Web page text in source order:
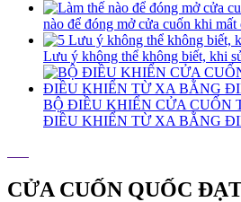
nào để đóng mở cửa cuốn khi mất
Lưu ý không thể không biết, khi
BỘ ĐIỀU KHIỂN CỬA CUỐN
ĐIỀU KHIỂN TỪ XA BẰNG
CỬA CUỐN QUỐC